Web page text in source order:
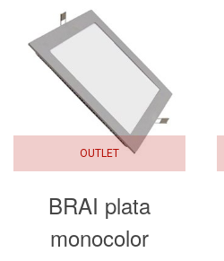
OUTLET
BRAI plata
monocolor